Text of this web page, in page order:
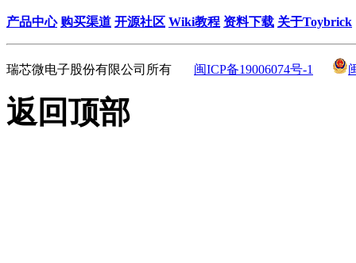
产品中心 购买渠道 开源社区 Wiki教程 资料下载 关于Toybrick
瑞芯微电子股份有限公司所有 闽ICP备19006074号-1
返回顶部